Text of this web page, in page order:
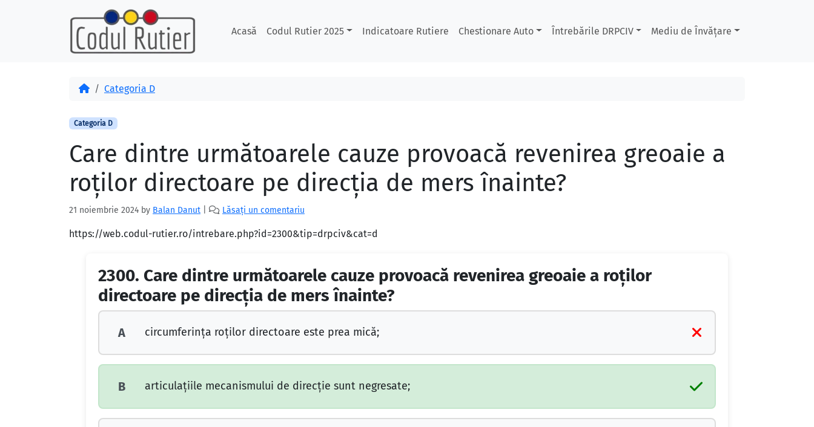
Acasă Codul Rutier 2025 Indicatoare Rutiere Chestionare Auto Întrebările DRPCIV Mediu de Învățare
AcasăCategoria D
Categoria D
Care dintre următoarele cauze provoacă revenirea greoaie a
roţilor directoare pe direcţia de mers înainte?
21 noiembrie 2024 by Balan Danut Lăsați un comentariu
https://web.codul-rutier.ro/intrebare.php?id=2300&tip=drpciv&cat=d
2300. Care dintre următoarele cauze provoacă revenirea greoaie a roţilor
directoare pe direcţia de mers înainte?
A circumferinţa roţilor directoare este prea mică;
B articulaţiile mecanismului de direcţie sunt negresate;